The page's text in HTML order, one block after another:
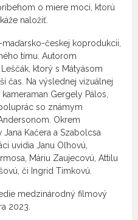
o miere moci, ktorú
naložiť.
českej koprodukcii,
tímu. Autorom
ktorý s Mátyásom
čas. Na výslednej vizuálnej
Gergely Pálos,
so známym
Okrem
Kačera a Szabolcsa
uvidia Janu Oľhovú,
Máriu Zaujecovú, Attilu
či Ingrid Timkovú.
medzinárodný filmový
2023.